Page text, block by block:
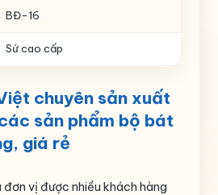
BĐ-16
Sứ cao cấp
Richy “CĐ Công ty CPTP Richy Miền
chuyên sản xuất
sản phẩm bộ bát
giá rẻ
đơn vị được nhiều khách hàng